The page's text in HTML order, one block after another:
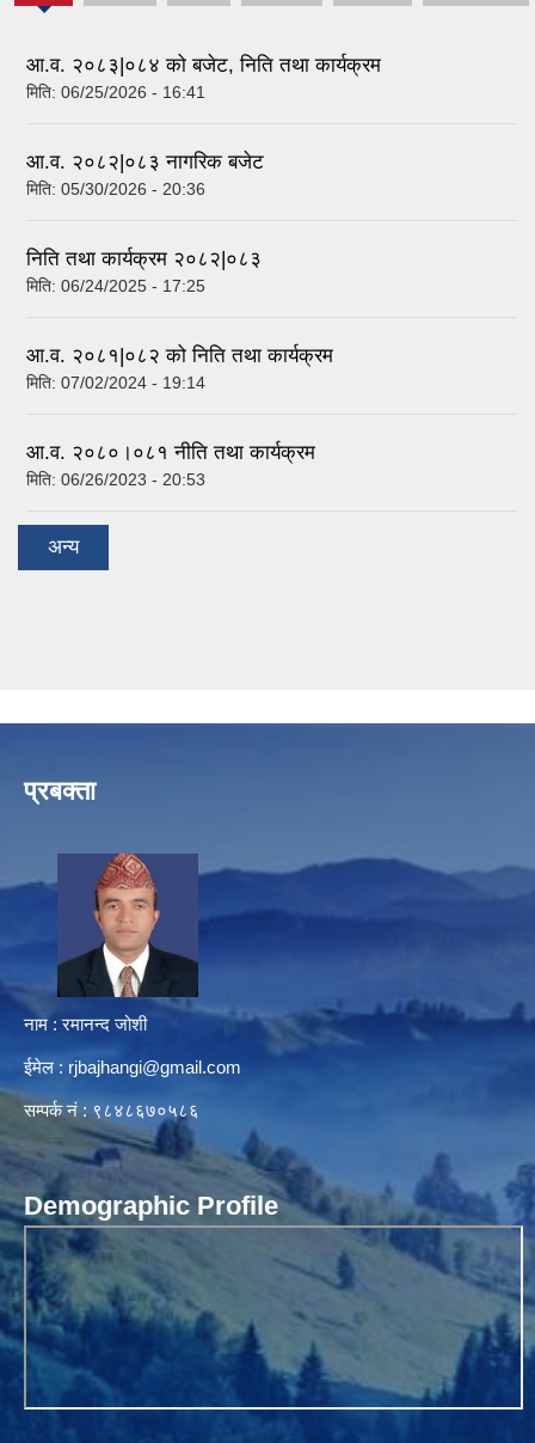
आ.व. २०८३|०८४ को बजेट, निति तथा कार्यक्रम
मिति: 06/25/2026 - 16:41
आ.व. २०८२|०८३ नागरिक बजेट
मिति: 05/30/2026 - 20:36
निति तथा कार्यक्रम २०८२|०८३
मिति: 06/24/2025 - 17:25
आ.व. २०८१|०८२ को निति तथा कार्यक्रम
मिति: 07/02/2024 - 19:14
आ.व. २०८०।०८१ नीति तथा कार्यक्रम
मिति: 06/26/2023 - 20:53
अन्य
प्रबक्ता
नाम : रमानन्द जोशी
ईमेल : rjbajhangi@gmail.com
सम्पर्क नं : ९८४८६७०५८६
Demographic Profile